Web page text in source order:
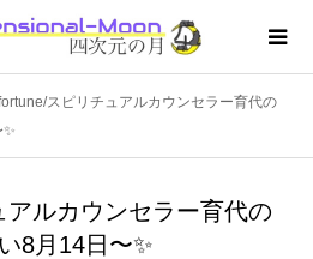
スピリチュアルカウンセラー育代の
ルカウンセラー育代の
8月14日〜✨